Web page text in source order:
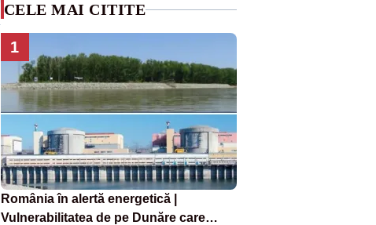
CELE MAI CITITE
1
România în alertă energetică |
Vulnerabilitatea de pe Dunăre care